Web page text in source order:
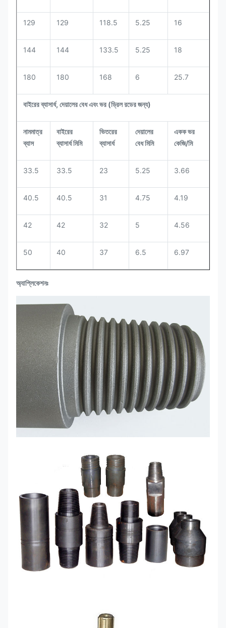
129 129 118.5 5.25 16
144 144 133.5 5.25 18
180 180 168 6 25.7
বাইরের ব্যাসার্ধ, দেয়ালের বেধ এবং ভর (ড্রিল রডের জন্য)
নামমাত্র
ব্যাস
বাইরের
ব্যাসার্ধ মিমি
ভিতরের
ব্যাসার্ধ
দেয়ালের
বেধ মিমি
একক ভর
কেজি/মি
33.5 33.5 23 5.25 3.66
40.5 40.5 31 4.75 4.19
42 42 32 5 4.56
50 40 37 6.5 6.97
অ্যাপ্লিকেশনঃ